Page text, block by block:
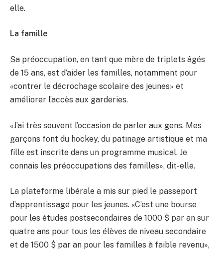
elle.
La famille
Sa préoccupation, en tant que mère de triplets âgés
de 15 ans, est d’aider les familles, notamment pour
«contrer le décrochage scolaire des jeunes» et
améliorer l’accès aux garderies.
«J’ai très souvent l’occasion de parler aux gens. Mes
garçons font du hockey, du patinage artistique et ma
fille est inscrite dans un programme musical. Je
connais les préoccupations des familles», dit-elle.
La plateforme libérale a mis sur pied le passeport
d’apprentissage pour les jeunes. «C’est une bourse
pour les études postsecondaires de 1000 $ par an sur
quatre ans pour tous les élèves de niveau secondaire
et de 1500 $ par an pour les familles à faible revenu»,